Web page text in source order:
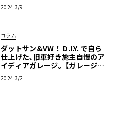
2024 3/9
コラム
ダットサン&VW！ D.I.Y. で自ら
仕上げた､旧車好き施主自慢のア
イディアガレージ｡【ガレージラ
2024 3/2